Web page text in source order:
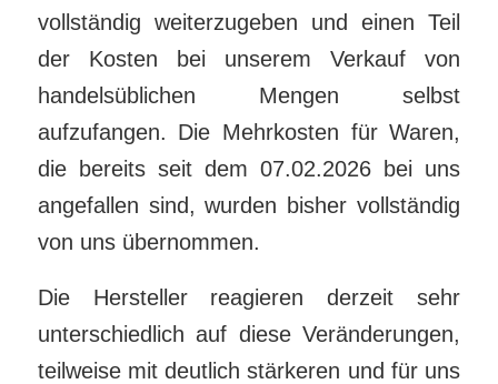
vollständig weiterzugeben und einen Teil
der Kosten bei unserem Verkauf von
handelsüblichen Mengen selbst
aufzufangen. Die Mehrkosten für Waren,
die bereits seit dem 07.02.2026 bei uns
angefallen sind, wurden bisher vollständig
von uns übernommen.
Die Hersteller reagieren derzeit sehr
unterschiedlich auf diese Veränderungen,
teilweise mit deutlich stärkeren und für uns